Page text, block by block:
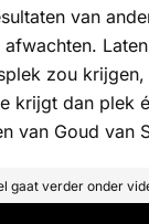
van
zou
krijgt dan plek
van Goud van
gaat verder onder